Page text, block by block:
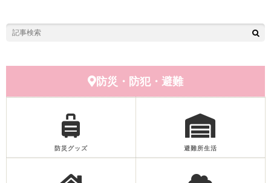
防災・防犯・避難
防災グッズ 避難所生活